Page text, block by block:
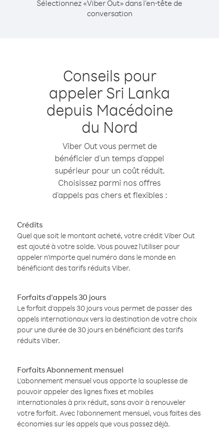
Sélectionnez «Viber Out» dans l'en-tête de
conversation
Conseils pour
appeler Sri Lanka
depuis Macédoine
du Nord
Viber Out vous permet de
bénéficier d'un temps d'appel
supérieur pour un coût réduit.
Choisissez parmi nos offres
d'appels pas chers et flexibles :
Crédits
Quel que soit le montant acheté, votre crédit Viber Out
est ajouté à votre solde. Vous pouvez l'utiliser pour
appeler n'importe quel numéro dans le monde en
bénéficiant des tarifs réduits Viber.
Forfaits d'appels 30 jours
Le forfait d'appels 30 jours vous permet de passer des
appels internationaux vers la destination de votre choix
pour une durée de 30 jours en bénéficiant des tarifs
réduits Viber.
Forfaits Abonnement mensuel
L'abonnement mensuel vous apporte la souplesse de
pouvoir appeler des lignes fixes et mobiles
internationales à prix réduit, sans avoir à renouveler
votre forfait. Avec l'abonnement mensuel, vous faites des
économies sur les appels que vous passez déjà.